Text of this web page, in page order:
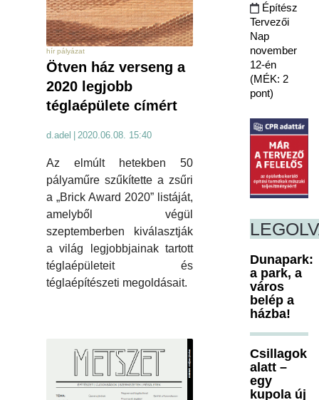
hír pályázat
Ötven ház verseng a
2020 legjobb
téglaépülete címért
d.adel 2020.06.08. 15:40
Az elmúlt hetekben 50
pályaműre szűkítette a zsűri
a „Brick Award 2020” listáját,
amelyből végül
szeptemberben kiválasztják
a világ legjobbjainak tartott
téglaépületeit és
téglaépítészeti megoldásait.
Építész
Tervezői
Nap
november
12-én
(MÉK: 2
pont)
Dunapark:
a park, a
város
belép a
házba!
Csillagok
alatt –
egy
kupola új